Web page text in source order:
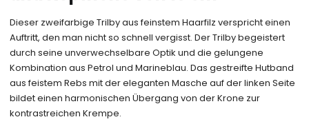
Dieser zweifarbige Trilby aus feinstem Haarfilz verspricht einen
Auftritt, den man nicht so schnell vergisst. Der Trilby begeistert
durch seine unverwechselbare Optik und die gelungene
Kombination aus Petrol und Marineblau. Das gestreifte Hutband
aus feistem Rebs mit der eleganten Masche auf der linken Seite
bildet einen harmonischen Übergang von der Krone zur
kontrastreichen Krempe.